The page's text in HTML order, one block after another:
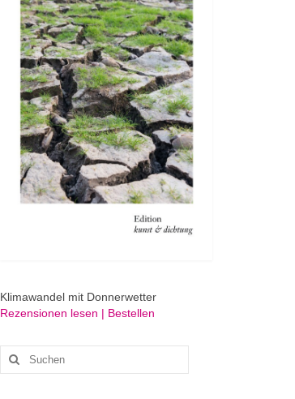
Klimawandel mit Donnerwetter
Rezensionen lesen | Bestellen
Suchen
nach: